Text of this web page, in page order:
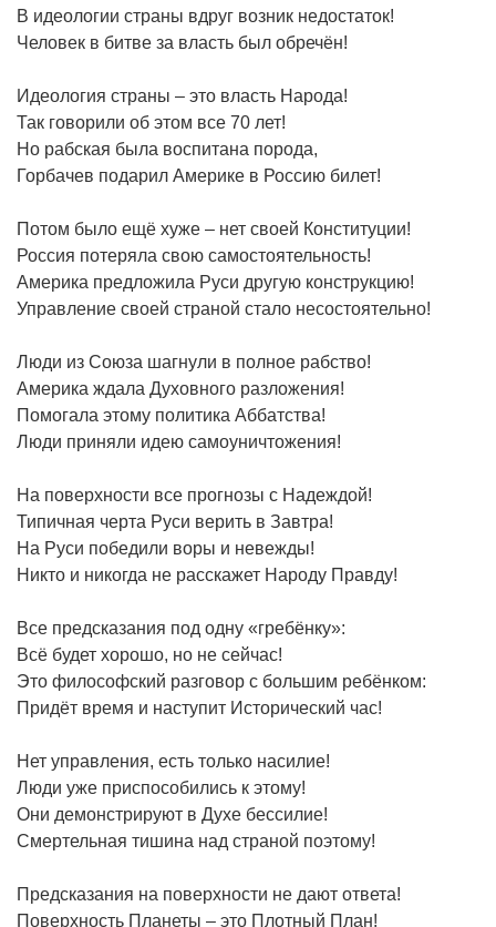
В идеологии страны вдруг возник недостаток!
Человек в битве за власть был обречён!
Идеология страны – это власть Народа!
Так говорили об этом все 70 лет!
Но рабская была воспитана порода,
Горбачев подарил Америке в Россию билет!
Потом было ещё хуже – нет своей Конституции!
Россия потеряла свою самостоятельность!
Америка предложила Руси другую конструкцию!
Управление своей страной стало несостоятельно!
Люди из Союза шагнули в полное рабство!
Америка ждала Духовного разложения!
Помогала этому политика Аббатства!
Люди приняли идею самоуничтожения!
На поверхности все прогнозы с Надеждой!
Типичная черта Руси верить в Завтра!
На Руси победили воры и невежды!
Никто и никогда не расскажет Народу Правду!
Все предсказания под одну «гребёнку»:
Всё будет хорошо, но не сейчас!
Это философский разговор с большим ребёнком:
Придёт время и наступит Исторический час!
Нет управления, есть только насилие!
Люди уже приспособились к этому!
Они демонстрируют в Духе бессилие!
Смертельная тишина над страной поэтому!
Предсказания на поверхности не дают ответа!
Поверхность Планеты – это Плотный План!